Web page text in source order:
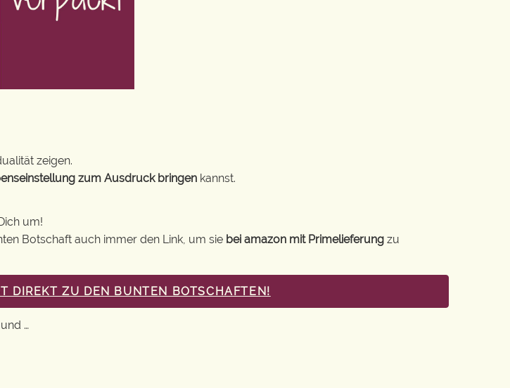
zeigen.
zum Ausdruck bringen kannst.
um!
Botschaft auch immer den Link, um sie bei amazon mit Primelieferung zu
DIREKT ZU DEN BUNTEN BOTSCHAFTEN!
…